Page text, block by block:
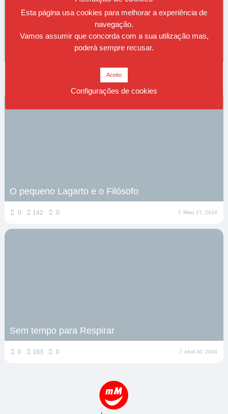
O pequeno Lagarto e o Filósofo
0 142 0 Maio 17, 2024
Sem tempo para Respirar
0 183 0 Abril 30, 2024
Esta página usa cookies para melhorar a experiência de
navegação.
Vamos assumir que concorda com a sua utilização mas,
poderá sempre recusar.
Aceito
Configurações de cookies